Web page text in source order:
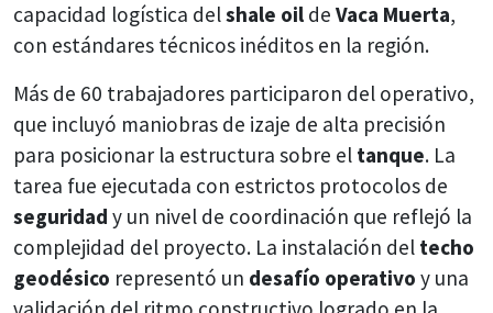
capacidad logística delshale oil de Vaca Muerta,
con estándares técnicos inéditos en la región.
Más de 60 trabajadores participaron del operativo,
que incluyó maniobras de izaje de alta precisión
para posicionar la estructura sobre el tanque. La
tarea fue ejecutada con estrictos protocolos de
seguridad y un nivel de coordinación que reflejó la
complejidad del proyecto. La instalación del techo
geodésico representó un desafío operativo y una